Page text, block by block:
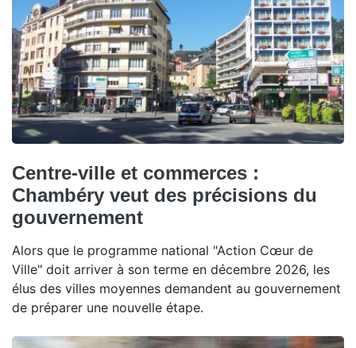
Centre-ville et commerces :
Chambéry veut des précisions du
gouvernement
Alors que le programme national "Action Cœur de
Ville" doit arriver à son terme en décembre 2026, les
élus des villes moyennes demandent au gouvernement
de préparer une nouvelle étape.